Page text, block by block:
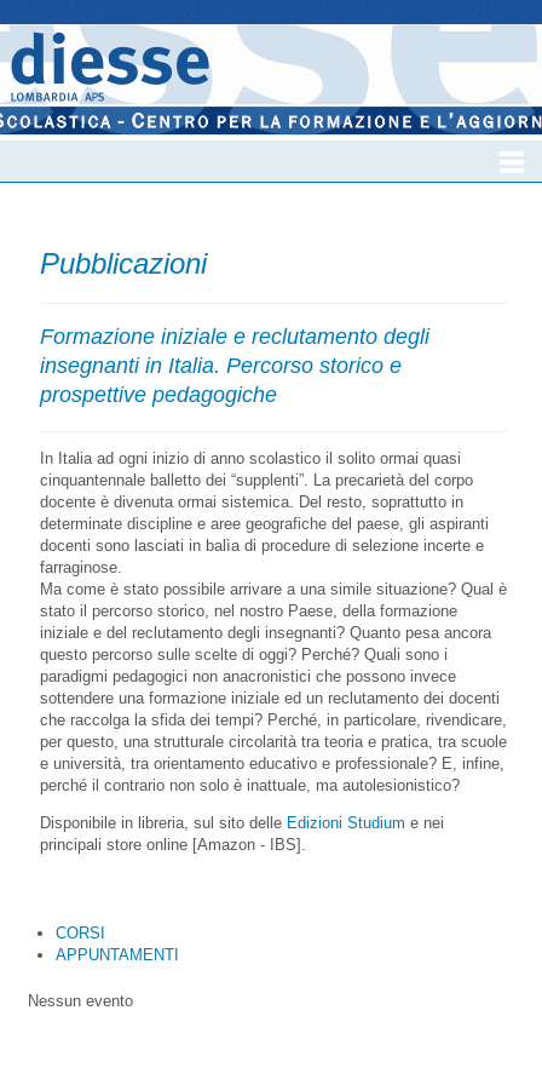
Pubblicazioni
Formazione iniziale e reclutamento degli
insegnanti in Italia. Percorso storico e
prospettive pedagogiche
In Italia ad ogni inizio di anno scolastico il solito ormai quasi
cinquantennale balletto dei “supplenti”. La precarietà del corpo
docente è divenuta ormai sistemica. Del resto, soprattutto in
determinate discipline e aree geografiche del paese, gli aspiranti
docenti sono lasciati in balìa di procedure di selezione incerte e
farraginose.
Ma come è stato possibile arrivare a una simile situazione? Qual è
stato il percorso storico, nel nostro Paese, della formazione
iniziale e del reclutamento degli insegnanti? Quanto pesa ancora
questo percorso sulle scelte di oggi? Perché? Quali sono i
paradigmi pedagogici non anacronistici che possono invece
sottendere una formazione iniziale ed un reclutamento dei docenti
che raccolga la sfida dei tempi? Perché, in particolare, rivendicare,
per questo, una strutturale circolarità tra teoria e pratica, tra scuole
e università, tra orientamento educativo e professionale? E, infine,
perché il contrario non solo è inattuale, ma autolesionistico?
Disponibile in libreria, sul sito delle Edizioni Studium e nei
principali store online [Amazon - IBS].
CORSI
APPUNTAMENTI
Nessun evento